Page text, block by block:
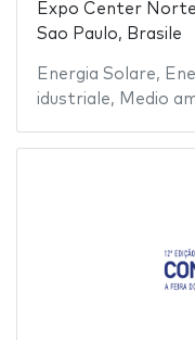
Expo Center Norte
Sao Paulo, Brasile
Energia Solare,
idustriale, Medio